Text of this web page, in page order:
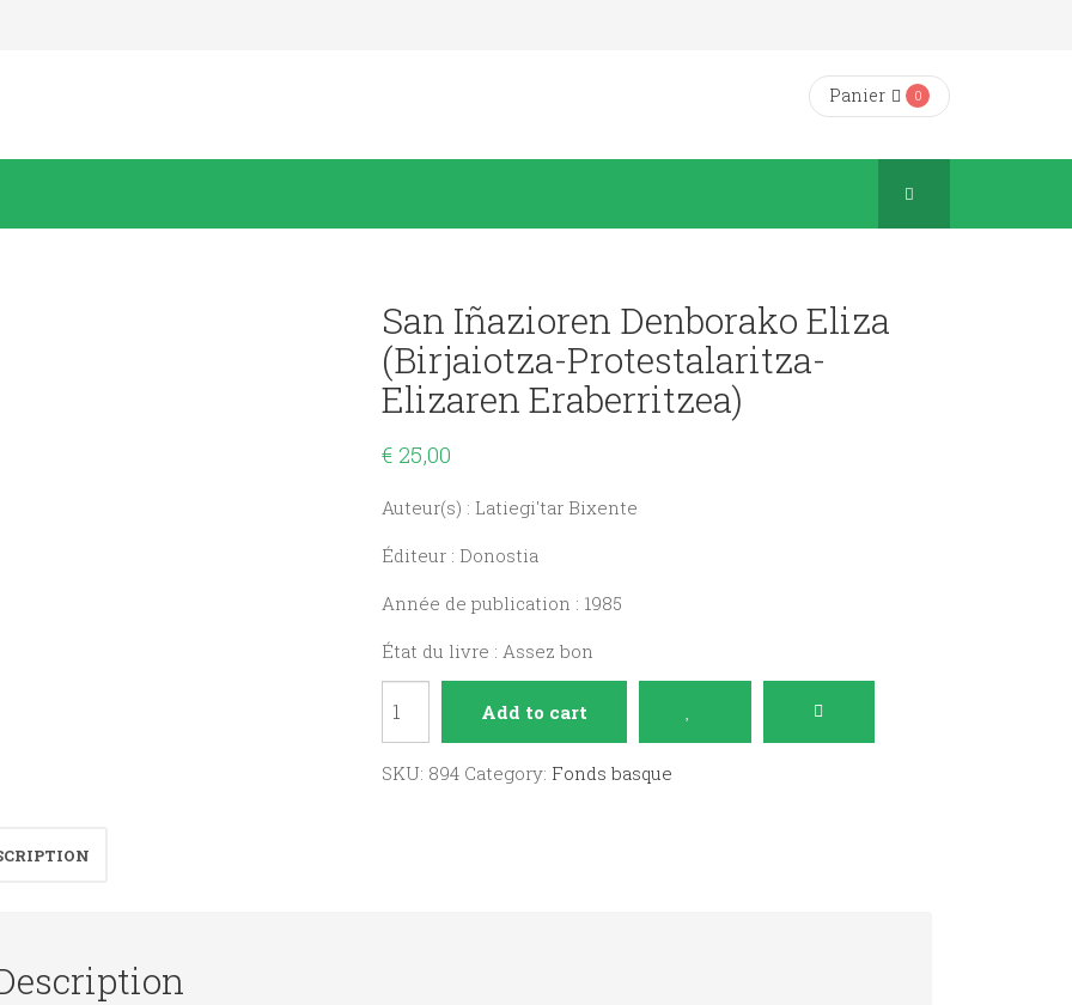
Panier 0
San Iñazioren Denborako Eliza
(Birjaiotza-Protestalaritza-
Elizaren Eraberritzea)
€ 25,00
Auteur(s) : Latiegi'tar Bixente
Éditeur : Donostia
Année de publication : 1985
État du livre : Assez bon
denborako
Add to cart
SKU: 894 Category: Fonds basque